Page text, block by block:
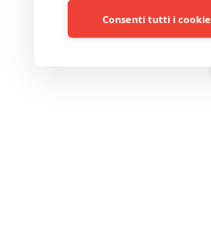
Consenti tutti i cookie